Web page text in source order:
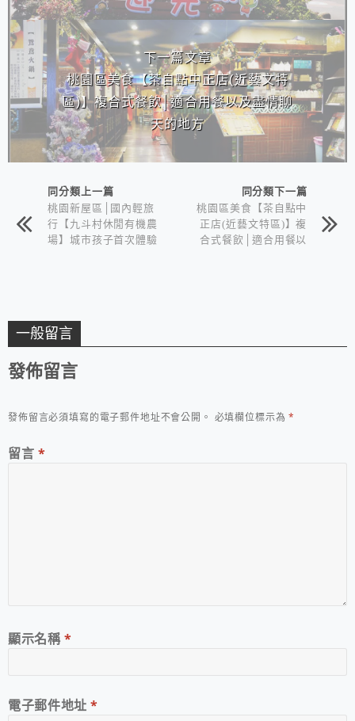
下一篇文章
桃園區美食【茶自點中正店(近藝文特
區)】複合式餐飲│適合用餐以及盡情聊
天的地方
同分類上一篇
桃園新屋區│國內輕旅
行【九斗村休閒有機農
場】城市孩子首次體驗
同分類下一篇
桃園區美食【茶自點中
正店(近藝文特區)】複
合式餐飲│適合用餐以
一般留言
發佈留言
發佈留言必須填寫的電子郵件地址不會公開。 必填欄位標示為*
留言 *
顯示名稱*
電子郵件地址*